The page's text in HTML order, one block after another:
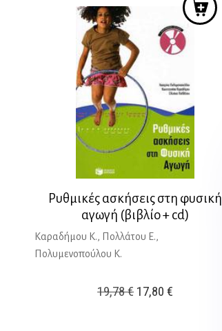
Ρυθμικές ασκήσεις στη φυσική
αγωγή (βιβλίο + cd)
Καραδήμου Κ., Πολλάτου Ε.,
Πολυμενοπούλου Κ.
19,78€ Original
17,80€